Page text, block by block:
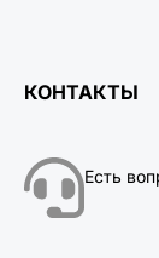
КОНТАКТЫ
Есть